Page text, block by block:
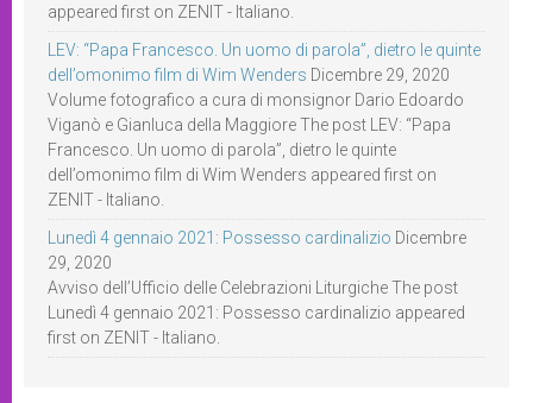
appeared first on ZENIT - Italiano.
LEV: “Papa Francesco. Un uomo di parola”, dietro le quinte
dell’omonimo film di Wim Wenders Dicembre 29, 2020
Volume fotografico a cura di monsignor Dario Edoardo
Viganò e Gianluca della Maggiore The post LEV: “Papa
Francesco. Un uomo di parola”, dietro le quinte
dell’omonimo film di Wim Wenders appeared first on
ZENIT - Italiano.
Lunedì 4 gennaio 2021: Possesso cardinalizio Dicembre
29, 2020
Avviso dell’Ufficio delle Celebrazioni Liturgiche The post
Lunedì 4 gennaio 2021: Possesso cardinalizio appeared
first on ZENIT - Italiano.